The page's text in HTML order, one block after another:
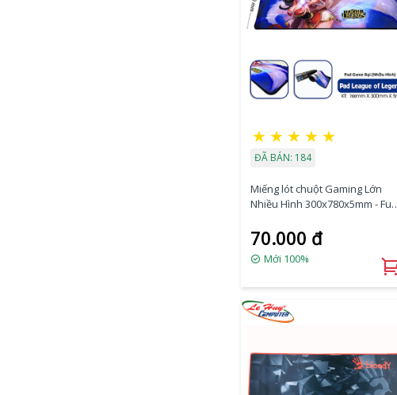
★ ★ ★ ★ ★
ĐÃ BÁN: 184
Miếng lót chuột Gaming Lớn
Nhiều Hình 300x780x5mm - Full
70.000 đ
Mới 100%